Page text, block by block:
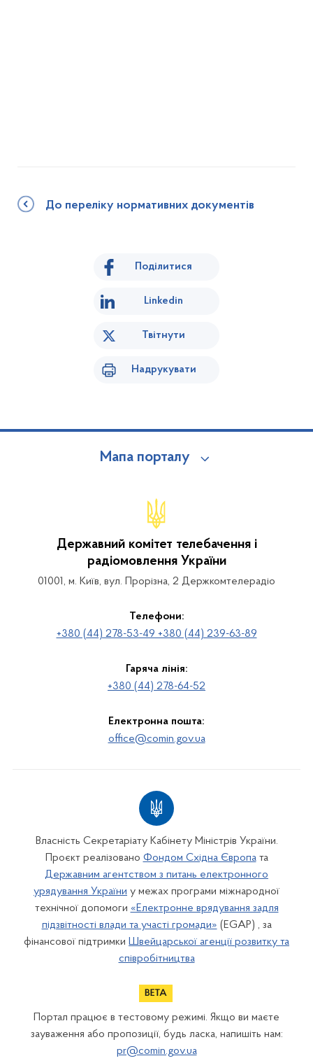
До переліку нормативних документів
Поділитися
Linkedin
Твітнути
Надрукувати
Мапа порталу
Державний комітет телебачення і
радіомовлення України
01001, м. Київ, вул. Прорізна, 2 Держкомтелерадіо
Телефони:
+380 (44) 278-53-49 +380 (44) 239-63-89
Гаряча лінія:
+380 (44) 278-64-52
Електронна пошта:
office@comin.gov.ua
Власність Секретаріату Кабінету Міністрів України.
Проєкт реалізовано Фондом Східна Європата
Державним агентством з питань електронного
урядування України у межах програми міжнародної
технічної допомоги «Електронне врядування задля
підзвітності влади та участі громади» (EGAP) , за
фінансової підтримки Швейцарської агенції розвитку та
співробітництва
Портал працює в тестовому режимі. Якщо ви маєте
зауваження або пропозиції, будь ласка, напишіть нам:
pr@comin.gov.ua